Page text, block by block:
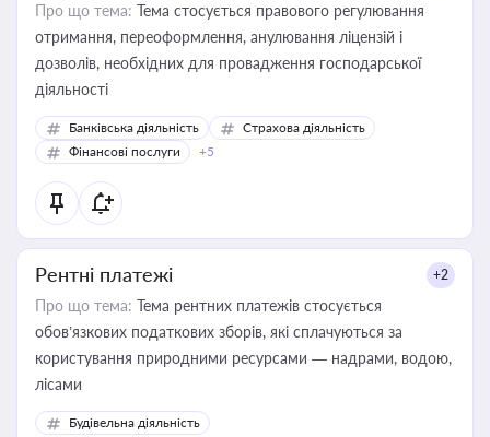
Про що тема: Тема стосується правового регулювання
отримання, переоформлення, анулювання ліцензій і
дозволів, необхідних для провадження господарської
діяльності
Банківська діяльність
Страхова діяльність
Фінансові послуги
+5
Рентні платежі +2
Про що тема: Тема рентних платежів стосується
обов’язкових податкових зборів, які сплачуються за
користування природними ресурсами — надрами, водою,
лісами
Будівельна діяльність